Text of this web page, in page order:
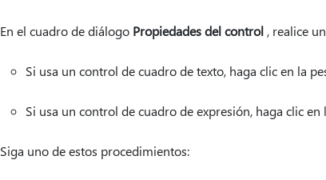
En el cuadro de diálogo Propiedades del control, realice
Si usa un control de cuadro de texto, haga clic en la
Si usa un control de cuadro de expresión, haga clic en
Siga uno de estos procedimientos: